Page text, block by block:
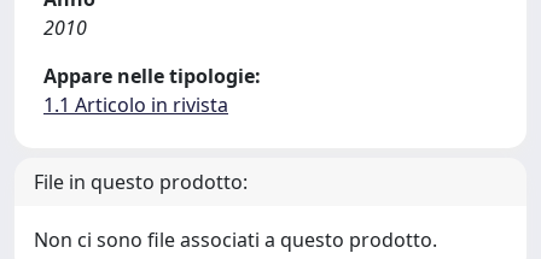
2010
Appare nelle tipologie:
1.1 Articolo in rivista
File in questo prodotto:
Non ci sono file associati a questo prodotto.